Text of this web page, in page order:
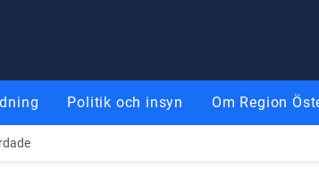
Politik och insyn Om Region